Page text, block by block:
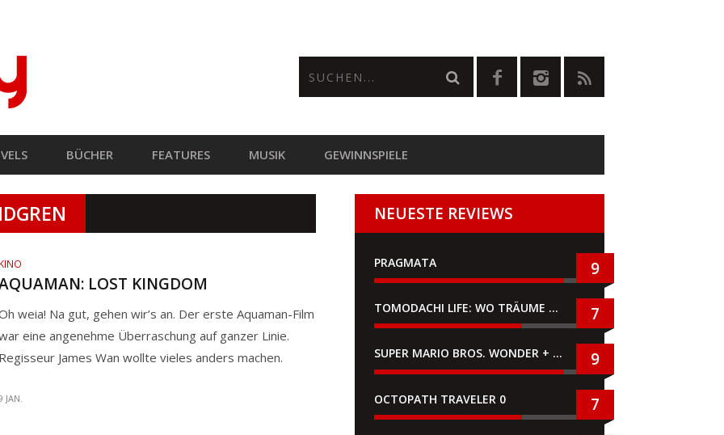
BÜCHER FEATURES MUSIK GEWINNSPIELE
LOST KINGDOM
weia! Na gut, gehen wir’s an. Der erste Aquaman-Film
eine angenehme Überraschung auf ganzer Linie.
James Wan wollte vieles anders machen.
JAN.
NEUESTE REVIEWS
PRAGMATA 9
TOMODACHI LIFE: WO TRÄUME WAHR WERDEN 7
SUPER MARIO BROS. WONDER + GEMEINSAM IM BELLABEL-PARK 9
OCTOPATH TRAVELER 0 7